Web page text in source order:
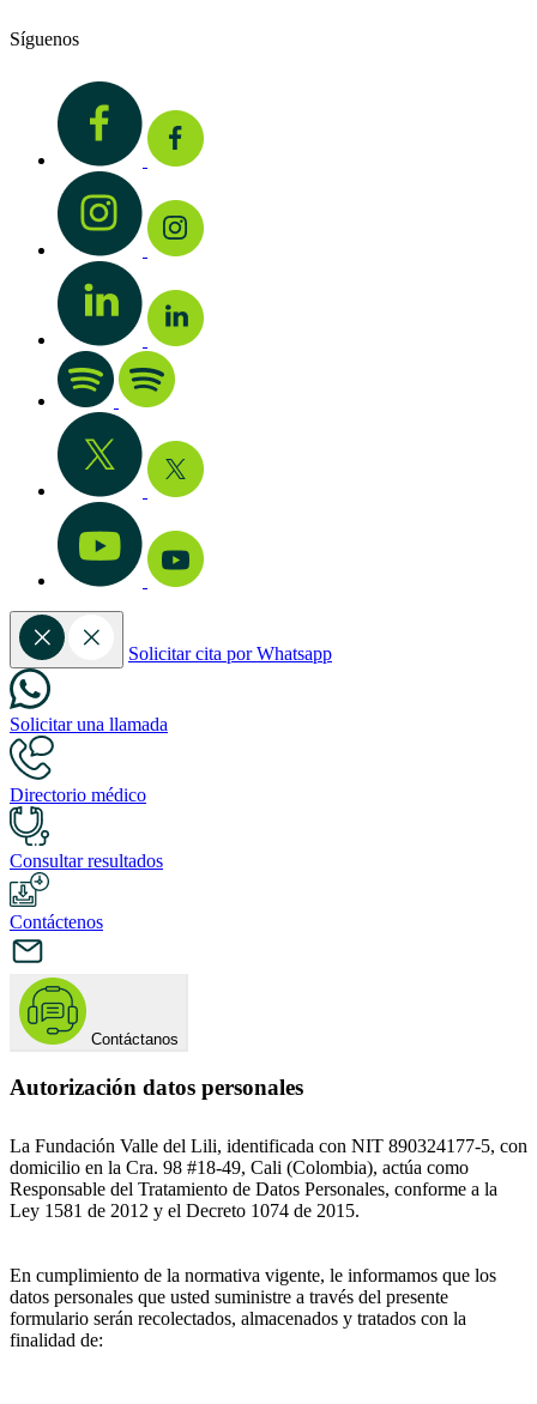
Síguenos
Solicitar cita por Whatsapp
Solicitar una llamada
Directorio médico
Consultar resultados
Contáctenos
Contáctanos
Autorización datos personales
La Fundación Valle del Lili, identificada con NIT 890324177-5, con
domicilio en la Cra. 98 #18-49, Cali (Colombia), actúa como
Responsable del Tratamiento de Datos Personales, conforme a la
Ley 1581 de 2012 y el Decreto 1074 de 2015.
En cumplimiento de la normativa vigente, le informamos que los
datos personales que usted suministre a través del presente
formulario serán recolectados, almacenados y tratados con la
finalidad de: